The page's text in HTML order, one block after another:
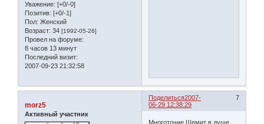
Уважение: [+0/-0]
Позитив: [+0/-1]
Пол: Женский
Возраст: 34 [1992-05-26]
Провел на форуме:
8 часов 13 минут
Последний визит:
2007-09-23 21:32:58
Поделиться 7
2007-
06-29 12:38:29
morz5
Активный участник
Многоточие Щемит в душе